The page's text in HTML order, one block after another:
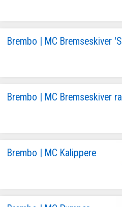
Brembo | MC Bremseskiver
Brembo | MC Bremseskiver
Brembo | MC Kalippere